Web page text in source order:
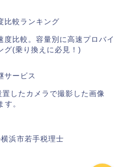
比較ランキング
度比較。容量別に高速プロバイ
グ(乗り換えに必見！)
サービス
したカメラで撮影した画像
。
浜市若手税理士
掲載実績